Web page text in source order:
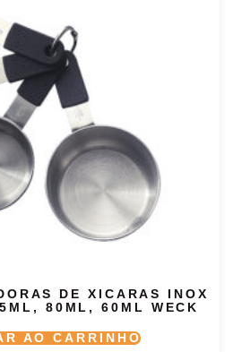
DE XICARAS INOX
80ML, 60ML WECK
AO CARRINHO